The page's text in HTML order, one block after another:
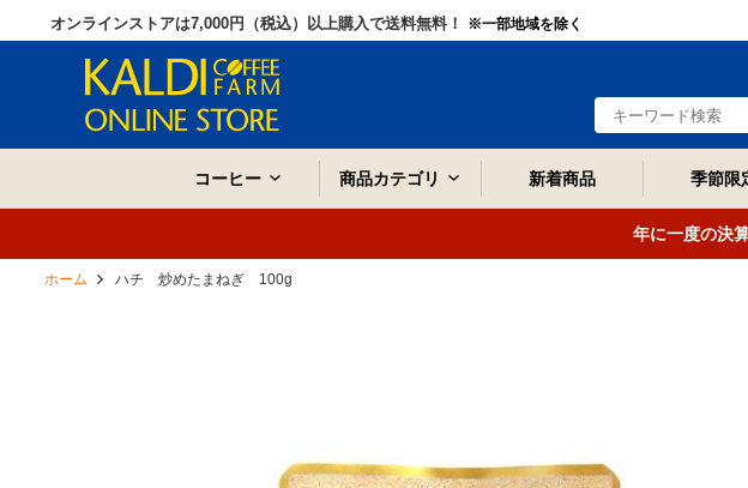
オンラインストアは7,000円（税込）以上購入で送料無料！ ※一部地域を除く
コーヒー 商品カテゴリ 新着商品 季節限
年に一度の決
ホーム ハチ 炒めたまねぎ 100g